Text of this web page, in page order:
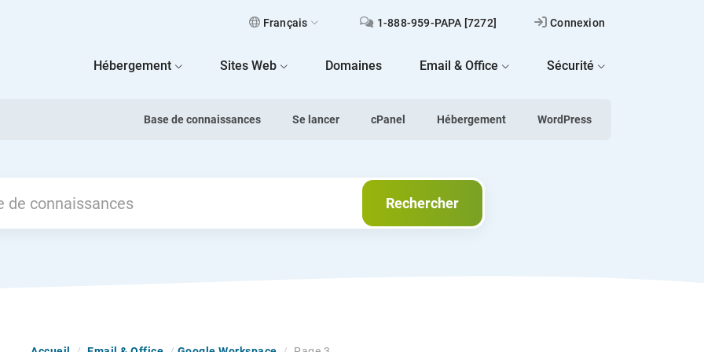
Français 1-888-959-PAPA [7272] Connexion
Hébergement Sites Web Domaines Email & Office Sécurité
Base de connaissances Se lancer cPanel Hébergement WordPress
Rechercher
Rechercher